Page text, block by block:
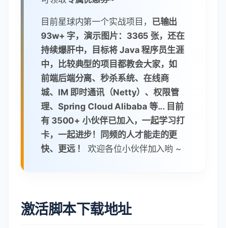
调度、文件平台等产品，以支撑各部
门业务线。爱好分享知识，热爱技
术，也不止于技术，不只是写 Java，
业余也爱玩前端、Python、Android
等，是个活跃的技术折腾者。
👉 加入星球私密学习圈
，你将获
得:
专属的项目实战 (目前已完结 2 个
众号：小哈学 Java, 回复【星球】，
可领取专属优惠券~